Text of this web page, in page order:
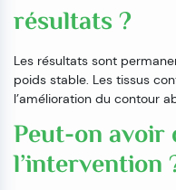
résultats ?
Les résultats sont
poids stable. Les tissus
l’amélioration du contour
Peut-on avoir
l’intervention